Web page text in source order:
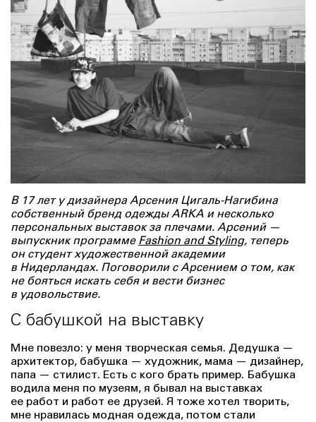
В 17 лет у дизайнера Арсения Цигаль-Нагибина
собственный бренд одежды ARKA и несколько
персональных выставок за плечами. Арсений —
выпускник программе Fashion and Styling, теперь
он студент художественной академии
в Нидерландах. Поговорили с Арсением о том, как
не бояться искать себя и вести бизнес
в удовольствие.
С бабушкой на выставку
Мне повезло: у меня творческая семья. Дедушка —
архитектор, бабушка — художник, мама — дизайнер,
папа — стилист. Есть с кого брать пример. Бабушка
водила меня по музеям, я бывал на выставках
ее работ и работ ее друзей. Я тоже хотел творить,
мне нравилась модная одежда, потом стали